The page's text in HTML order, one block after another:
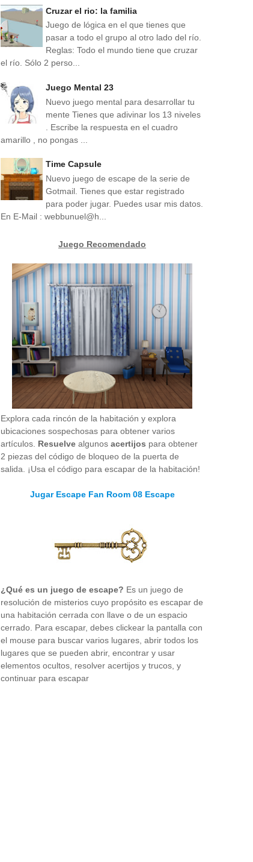
Cruzar el rio: la familia
Juego de lógica en el que tienes que
pasar a todo el grupo al otro lado del río.
Reglas: Todo el mundo tiene que cruzar
el río. Sólo 2 perso...
Juego Mental 23
Nuevo juego mental para desarrollar tu
mente Tienes que adivinar los 13 niveles
. Escribe la respuesta en el cuadro
amarillo , no pongas ...
Time Capsule
Nuevo juego de escape de la serie de
Gotmail. Tienes que estar registrado
para poder jugar. Puedes usar mis datos.
En E-Mail : webbunuel@h...
Juego Recomendado
Explora cada rincón de la habitación y explora
ubicaciones sospechosas para obtener varios
artículos. Resuelve algunos acertijos para obtener
2 piezas del código de bloqueo de la puerta de
salida. ¡Usa el código para escapar de la habitación!
Jugar Escape Fan Room 08 Escape
¿Qué es un juego de escape? Es un juego de
resolución de misterios cuyo propósito es escapar de
una habitación cerrada con llave o de un espacio
cerrado. Para escapar, debes clickear la pantalla con
el mouse para buscar varios lugares, abrir todos los
lugares que se pueden abrir, encontrar y usar
elementos ocultos, resolver acertijos y trucos, y
continuar para escapar